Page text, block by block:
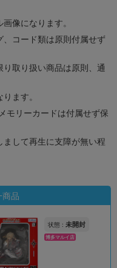
像になります。
コード類は原則付属せず
取り扱い商品は原則、通
ます。
モリーカードは付属せず保
して再生に支障が無い程
商品
状態 : 未開封
博多マルイ店